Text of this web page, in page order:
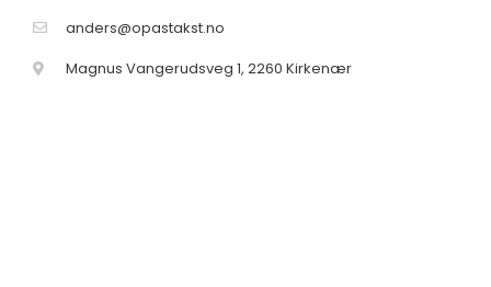
anders@opastakst.no
Magnus Vangerudsveg 1, 2260 Kirkenær